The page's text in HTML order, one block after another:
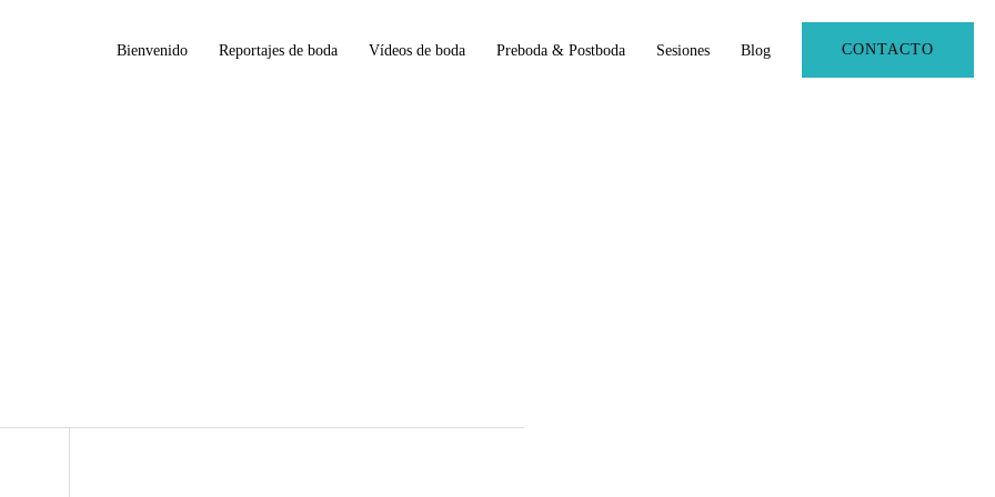
Bienvenido Reportajes de boda Vídeos de boda Preboda & Postboda Sesiones Blog CONTACTO